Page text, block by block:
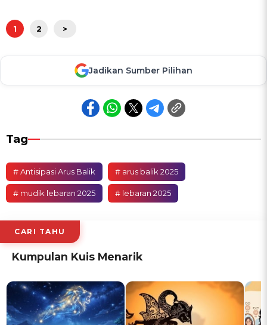
1 2 >
Jadikan Sumber Pilihan
Tag
# Antisipasi Arus Balik # arus balik 2025
# mudik lebaran 2025 # lebaran 2025
CARI TAHU
Kumpulan Kuis Menarik